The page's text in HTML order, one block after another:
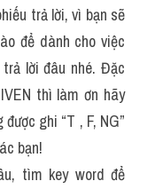
trả lời, vì bạn sẽ
để dành cho việc
lời đâu nhé. Đặc
thì làm ơn hãy
ghi “T , F, NG”
bạn!
tìm key word để